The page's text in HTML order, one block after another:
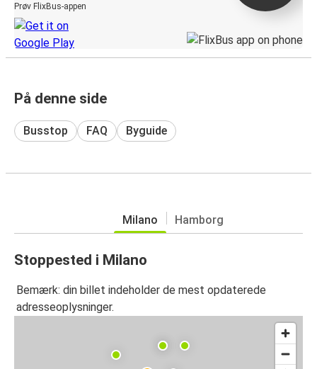
Prøv FlixBus-appen
På denne side
Busstop FAQ Byguide
Milano Hamborg
Stoppested i Milano
Bemærk: din billet indeholder de mest opdaterede
adresseoplysninger.